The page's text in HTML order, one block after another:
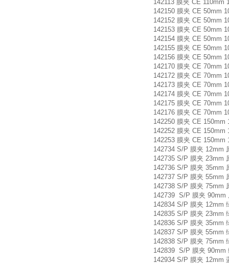
142113 膜夹 CE 110mm
142150 膜夹 CE 50mm
142152 膜夹 CE 50mm
142153 膜夹 CE 50mm
142154 膜夹 CE 50mm
142155 膜夹 CE 50mm
142156 膜夹 CE 50mm
142170 膜夹 CE 70mm
142172 膜夹 CE 70mm
142173 膜夹 CE 70mm
142174 膜夹 CE 70mm
142175 膜夹 CE 70mm
142176 膜夹 CE 70mm
142250 膜夹 CE
142252 膜夹 CE 150mm
142253 膜夹 CE 150mm
142734 S/P 膜夹 12mm
142735 S/P 膜夹 23mm
142736 S/P 膜夹 35mm
142737 S/P 膜夹 55mm
142738 S/P 膜夹 75mm
142739 S/P 膜夹 90mm
142834 S/P 膜夹 12mm
142835 S/P 膜夹 23mm
142836 S/P 膜夹 35mm
142837 S/P 膜夹 55mm
142838 S/P 膜夹 75mm
142839 S/P 膜夹 90mm
142934 S/P 膜夹 12mm